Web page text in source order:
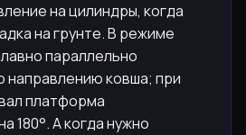
на цилиндры, когда
на грунте. В режиме
параллельно
ковша; при
платформа
180°. А когда нужно